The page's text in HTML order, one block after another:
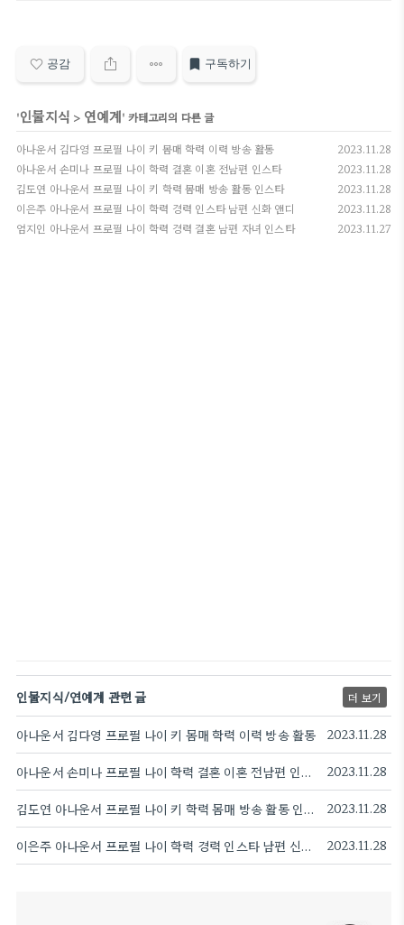
공감 구독하기
'인물지식 > 연예계' 카테고리의 다른 글
아나운서 김다영 프로필 나이 키 몸매 학력 이력 방송 활동 2023.11.28
아나운서 손미나 프로필 나이 학력 결혼 이혼 전남편 인스타 2023.11.28
김도연 아나운서 프로필 나이 키 학력 몸매 방송 활동 인스타 2023.11.28
이은주 아나운서 프로필 나이 학력 경력 인스타 남편 신화 앤디 2023.11.28
엄지인 아나운서 프로필 나이 학력 경력 결혼 남편 자녀 인스타 2023.11.27
인물지식/연예계 관련 글 더 보기
아나운서 김다영 프로필 나이 키 몸매 학력 이력 방송 활동 2023.11.28
아나운서 손미나 프로필 나이 학력 결혼 이혼 전남편 인스타 2023.11.28
김도연 아나운서 프로필 나이 키 학력 몸매 방송 활동 인스타 2023.11.28
이은주 아나운서 프로필 나이 학력 경력 인스타 남편 신화 앤디 2023.11.28